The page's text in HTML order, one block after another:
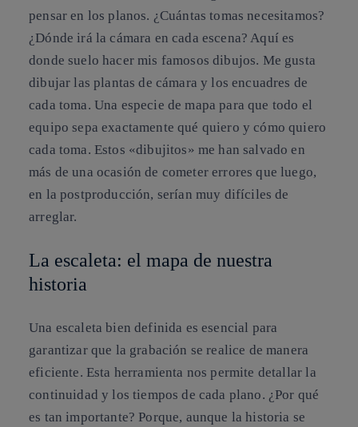
pensar en los planos. ¿Cuántas tomas necesitamos?
¿Dónde irá la cámara en cada escena? Aquí es
donde suelo hacer mis famosos dibujos. Me gusta
dibujar las plantas de cámara y los encuadres de
cada toma. Una especie de mapa para que todo el
equipo sepa exactamente qué quiero y cómo quiero
cada toma. Estos «dibujitos» me han salvado en
más de una ocasión de cometer errores que luego,
en la postproducción, serían muy difíciles de
arreglar.
La escaleta: el mapa de nuestra
historia
Una escaleta bien definida es esencial para
garantizar que la grabación se realice de manera
eficiente. Esta herramienta nos permite detallar la
continuidad y los tiempos de cada plano. ¿Por qué
es tan importante? Porque, aunque la historia se